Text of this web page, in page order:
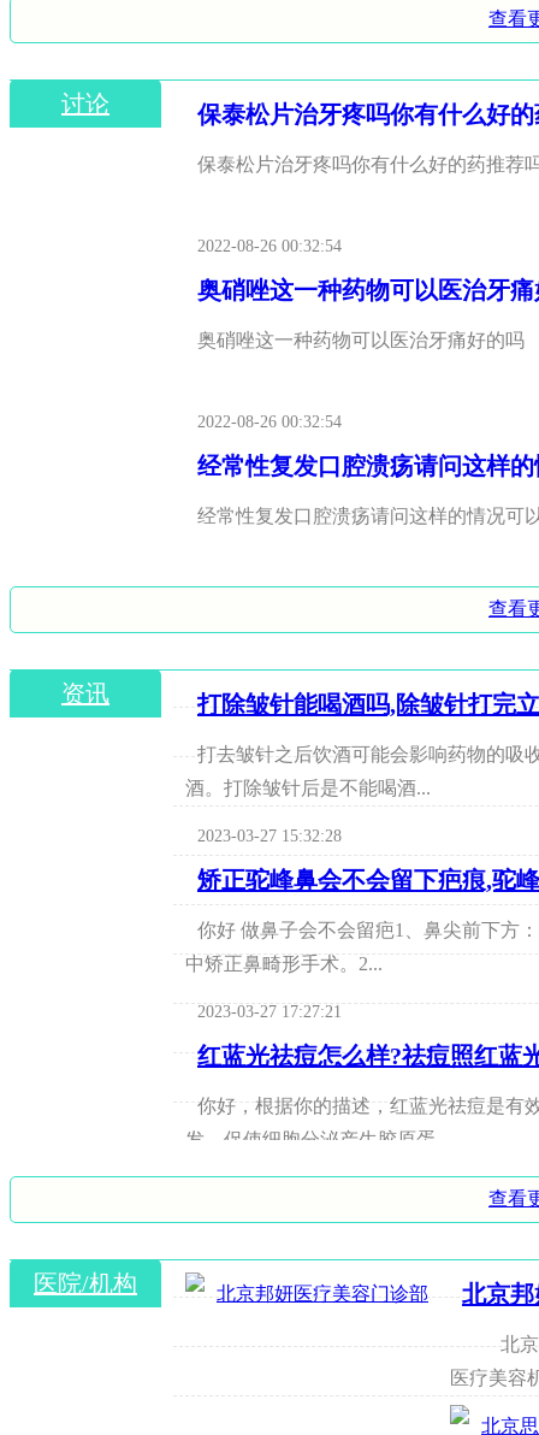
查看
讨论 保泰松片治牙疼吗你有什么好
保泰松片治牙疼吗你有什么好的药推荐
2022-08-26 00:32:54
奥硝唑这一种药物可以医治牙
奥硝唑这一种药物可以医治牙痛好的吗
2022-08-26 00:32:54
经常性复发口腔溃疡请问这样
经常性复发口腔溃疡请问这样的情况可
右边牙龈有溃疡肿疼舌下含服
右边牙龈有溃疡肿疼舌下含服丹参滴丸
查看
资讯 打除皱针能喝酒吗,除皱针打完
打去皱针之后饮酒可能会影响药物的吸
酒。打除皱针后是不能喝酒...
2023-03-27 15:32:28
矫正驼峰鼻会不会留下疤痕,驼
你好 做鼻子会不会留疤1、鼻尖前下方
中矫正鼻畸形手术。2...
2023-03-27 17:27:21
红蓝光祛痘怎么样?祛痘照红蓝
你好，根据你的描述，红蓝光祛痘是有
发，促使细胞分泌产生胶原蛋...
鼻尖太尖如何修复,鼻综合鼻子
您好，这种方法没有科学依据。鼻尖有
昆明做假体隆胸会很疼吗,假体
查看
医院/机构 北京
北京邦
医疗美容